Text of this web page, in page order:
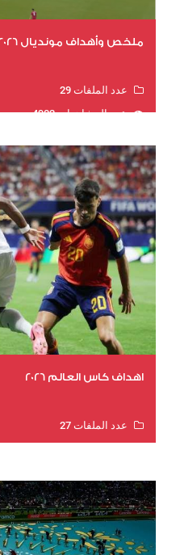
ملخص وأهداف مونديال 2026
عدد الملفات 29
عدد المشاهدات 4902
اهداف كاس العالم 2026
عدد الملفات 27